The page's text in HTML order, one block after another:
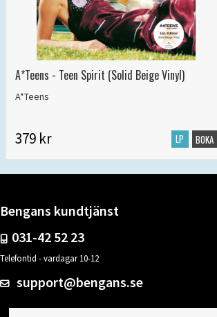
A*Teens - Teen Spirit (Solid Beige Vinyl)
A*Teens
379 kr LP BOKA
Bengans kundtjänst
031-42 52 23
Telefontid - vardagar 10-12
support@bengans.se